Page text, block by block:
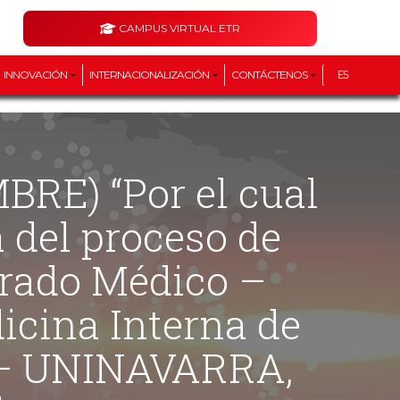
CAMPUS VIRTUAL ETR
INNOVACIÓN INTERNACIONALIZACIÓN CONTÁCTENOS ES
proceso de
Médico –
Interna de